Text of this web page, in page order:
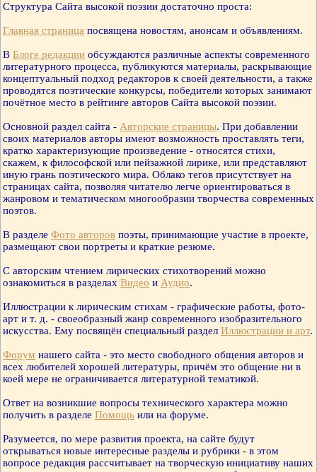
Структура Сайта высокой поэзии достаточно проста:
Главная страница посвящена новостям, анонсам и объявлениям.
В Блоге редакции обсуждаются различные аспекты современного
литературного процесса, публикуются материалы, раскрывающие
концептуальный подход редакторов к своей деятельности, а также
проводятся поэтические конкурсы, победители которых занимают
почётное место в рейтинге авторов Сайта высокой поэзии.
Основной раздел сайта - Авторские страницы. При добавлении
своих материалов авторы имеют возможность проставлять теги,
кратко характеризующие произведение - относятся стихи,
скажем, к философской или пейзажной лирике, или представляют
иную грань поэтического мира. Облако тегов присутствует на
страницах сайта, позволяя читателю легче ориентироваться в
жанровом и тематическом многообразии творчества современных
поэтов.
В разделе Фото авторов поэты, принимающие участие в проекте,
размещают свои портреты и краткие резюме.
С авторским чтением лирических стихотворений можно
ознакомиться в разделах Видео и Аудио.
Иллюстрации к лирическим стихам - графические работы, фото-
арт и т. д. - своеобразный жанр современного изобразительного
искусства. Ему посвящён специальный раздел Иллюстрации и арт.
Форум нашего сайта - это место свободного общения авторов и
всех любителей хорошей литературы, причём это общение ни в
коей мере не ограничивается литературной тематикой.
Ответ на возникшие вопросы технического характера можно
получить в разделе Помощь или на форуме.
Разумеется, по мере развития проекта, на сайте будут
открываться новые интересные разделы и рубрики - в этом
вопросе редакция рассчитывает на творческую инициативу наших